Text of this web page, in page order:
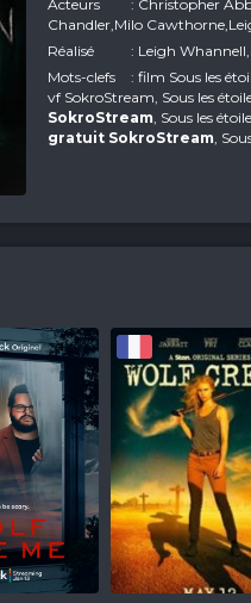
Acteurs
: Christopher
Chandler,Milo
Réalisé
: Leigh
Mots-clefs
: film Sous les
vf SokroStream, Sous les
SokroStream, Sous les
gratuit SokroStream,